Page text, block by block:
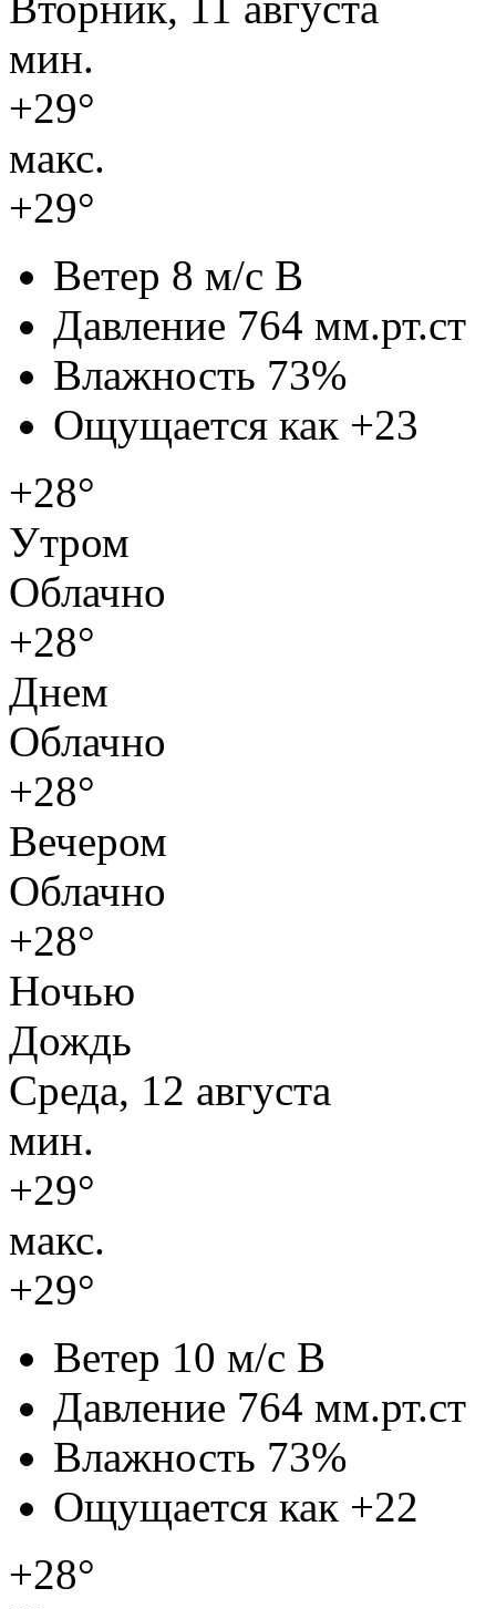
мин.
+29°
макс.
+29°
Ветер 8 м/с В
Давление 764 мм.рт.ст
Влажность 73%
Ощущается как +23
+28°
Утром
Облачно
+28°
Днем
Облачно
+28°
Вечером
Облачно
+28°
Ночью
Дождь
Среда, 12 августа
мин.
+29°
макс.
+29°
Ветер 10 м/с В
Давление 764 мм.рт.ст
Влажность 73%
Ощущается как +22
+28°